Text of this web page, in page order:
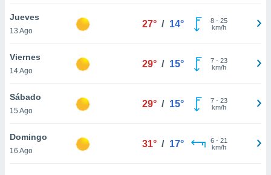
sitio
En
sean
el sitio
ni para
o
Jueves
13 Ago
27° / 14° 8- 25
km/h
Viernes
14 Ago
29° / 15° 7- 23
km/h
Sábado
15 Ago
29° / 15° 7- 23
km/h
Domingo
16 Ago
31° / 17° 6- 21
km/h